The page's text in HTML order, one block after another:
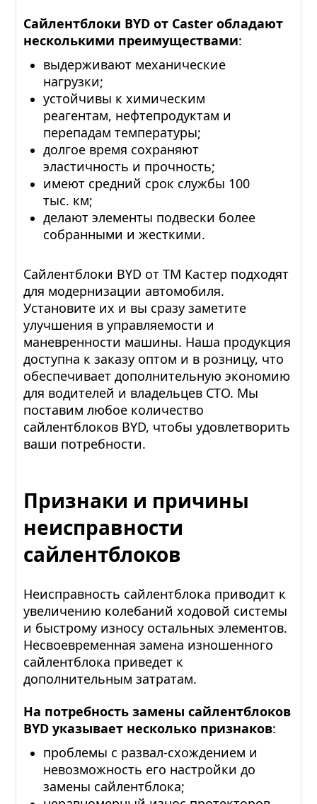
Сайлентблоки BYD от Caster обладают
несколькими преимуществами:
выдерживают механические
нагрузки;
устойчивы к химическим
реагентам, нефтепродуктам и
перепадам температуры;
долгое время сохраняют
эластичность и прочность;
имеют средний срок службы 100
тыс. км;
делают элементы подвески более
собранными и жесткими.
Сайлентблоки BYD от ТМ Кастер подходят
для модернизации автомобиля.
Установите их и вы сразу заметите
улучшения в управляемости и
маневренности машины. Наша продукция
доступна к заказу оптом и в розницу, что
обеспечивает дополнительную экономию
для водителей и владельцев СТО. Мы
поставим любое количество
сайлентблоков BYD, чтобы удовлетворить
ваши потребности.
Признаки и причины
неисправности
сайлентблоков
Неисправность сайлентблока приводит к
увеличению колебаний ходовой системы
и быстрому износу остальных элементов.
Несвоевременная замена изношенного
сайлентблока приведет к
дополнительным затратам.
На потребность замены сайлентблоков
BYD указывает несколько признаков:
проблемы с развал-схождением и
невозможность его настройки до
замены сайлентблока;